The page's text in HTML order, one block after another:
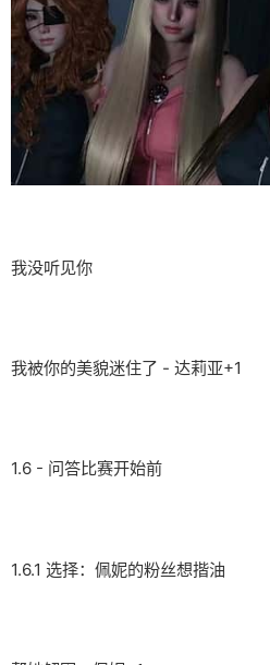
我没听见你
我被你的美貌迷住了 - 达莉亚+1
1.6 - 问答比赛开始前
1.6.1 选择：佩妮的粉丝想揩油